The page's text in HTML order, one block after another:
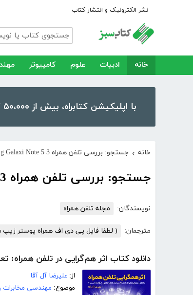
نشر الکترونیک و انتشار کتاب
خانه ادبیات علوم کامپیوتر
با اپلیکیشن کتابراه، بیش از ۵۰،۰۰۰ کتاب، کتاب صوتی و رمان را در موبایل و تبلت خود داشته باشید!
خانه › جستجو: بررسی تلفن همراه Samsung Galaxi Note 5 3
جستجو: بررسی تلفن همراه Samsung Galaxi Note 5 3
نویسندگان: مجله تلفن همراه
مترجمان: ( لطفا فایل پی دی اف همراه پوستر
دانلود کتاب اثر هم‌گرایی در تلفن
از: علیرضا آل آقا
موضوع: مهندسی مخابرات